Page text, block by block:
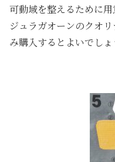
可動域を整えるために用
ジュラガオーンのクオ
み購入するとよいでしょ